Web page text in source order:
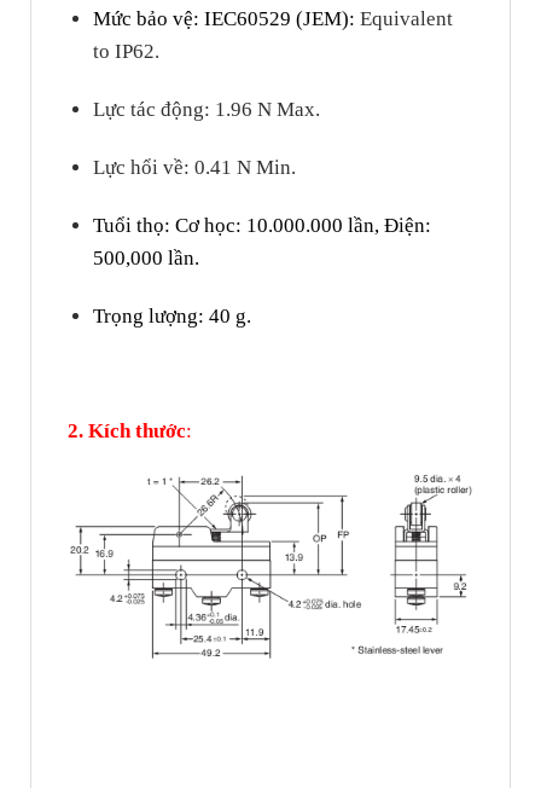
Mức bảo vệ: IEC60529 (JEM): Equivalent
to IP62.
Lực tác động: 1.96 N Max.
Lực hổi về: 0.41 N Min.
Tuổi thọ: Cơ học: 10.000.000 lần, Điện:
500,000 lần.
Trọng lượng: 40 g.
2. Kích thước: